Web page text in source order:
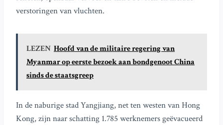
verstoringen van vluchten.
LEZEN Hoofd van de militaire regering van
Myanmar op eerste bezoek aan bondgenoot China
sinds de staatsgreep
In de naburige stad Yangjiang, net ten westen van Hong
Kong, zijn naar schatting 1.785 werknemers geëvacueerd